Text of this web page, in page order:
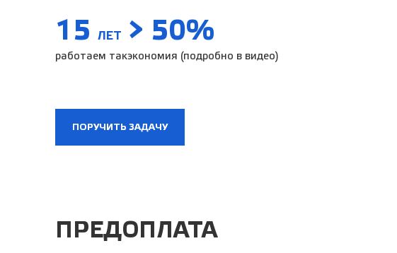
15 ЛЕТ
работаем так
> 50%
экономия (подробно в видео)
ПОРУЧИТЬ ЗАДАЧУ
ПРЕДОПЛАТА